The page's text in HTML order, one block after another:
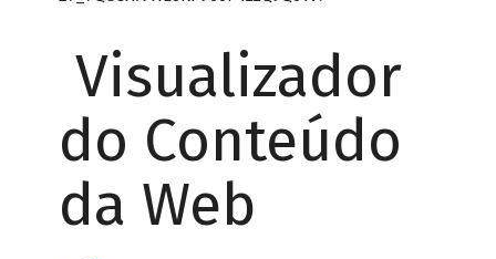
Visualizador
do Conteúdo
da Web